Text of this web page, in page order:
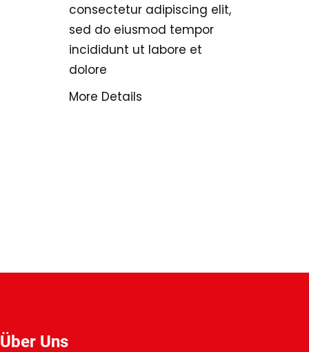
consectetur adipiscing elit,
sed do eiusmod tempor
incididunt ut labore et
dolore
More Details
Über Uns